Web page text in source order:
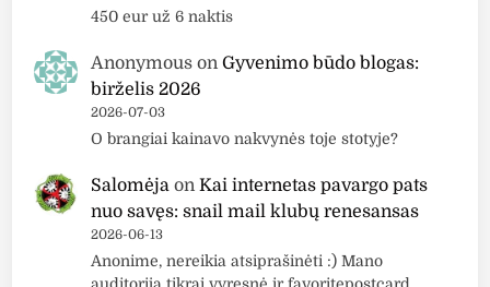
450 eur už 6 naktis
Anonymous onGyvenimo būdo blogas:
birželis 2026
2026-07-03
O brangiai kainavo nakvynės toje stotyje?
Salomėja onKai internetas pavargo pats
nuo savęs: snail mail klubų renesansas
2026-06-13
Anonime, nereikia atsiprašinėti :) Mano
auditorija tikrai vyresnė ir favoritepostcard